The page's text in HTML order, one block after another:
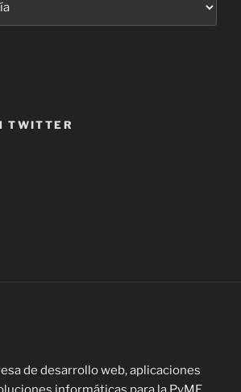
TWITTER
de desarrollo web, aplicaciones